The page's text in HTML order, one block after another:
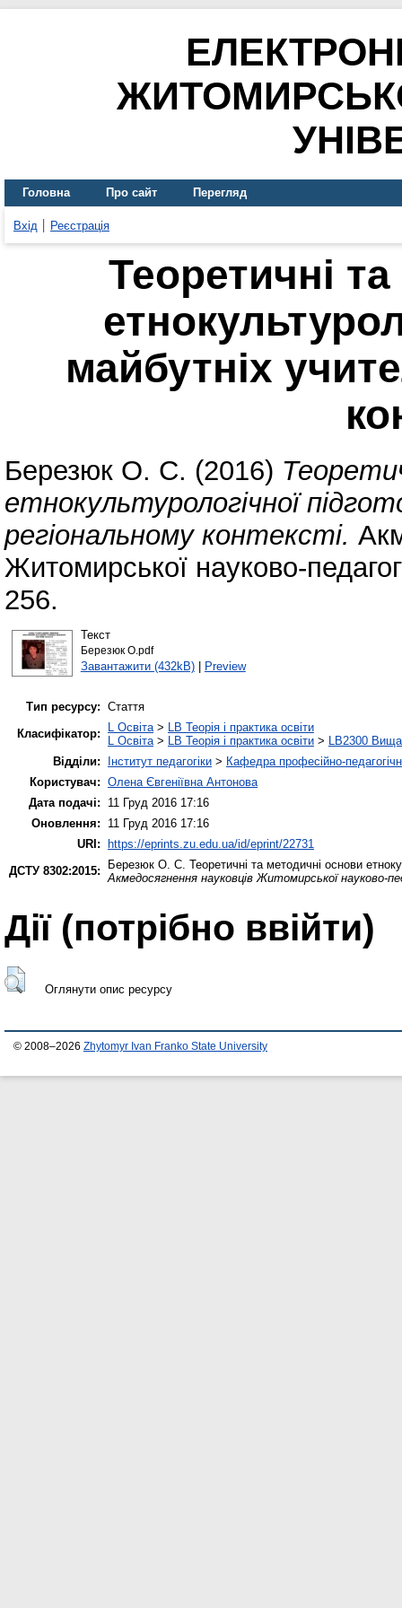
Головна Про сайт Перегляд
Вхід Реєстрація
Теоретичні
майбутніх
Березюк О. С. (2016)
етнокультурологічної
регіональному контексті.
Житомирської науково-
256.
Текст
Березюк О.pdf
Завантажити (432kB)| Preview
Тип ресурсу: Стаття
Класифікатор:
L Освіта> LB Теорія і практика освіти
L Освіта> LB Теорія і практика освіти > LB2300 Вища
Відділи:
Інститут педагогіки > Кафедра професійно-
Користувач: Олена Євгеніївна Антонова
Дата подачі:
11 Груд 2016 17:16
Оновлення:
11 Груд 2016 17:16
URI:
https://eprints.zu.edu.ua/id/eprint/22731
ДСТУ 8302:2015:
Березюк О. С. Теоретичні та методичні основи
Акмедосягнення науковців Житомирської науково-
Дії ​​(потрібно ввійти)
Оглянути опис ресурсу
© 2008–2026 Zhytomyr Ivan Franko State University